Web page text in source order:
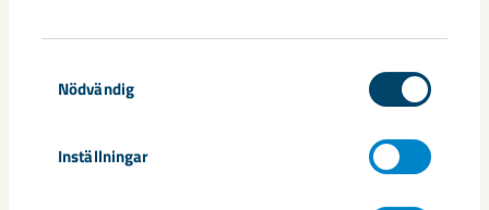
Nödvändig
Inställningar